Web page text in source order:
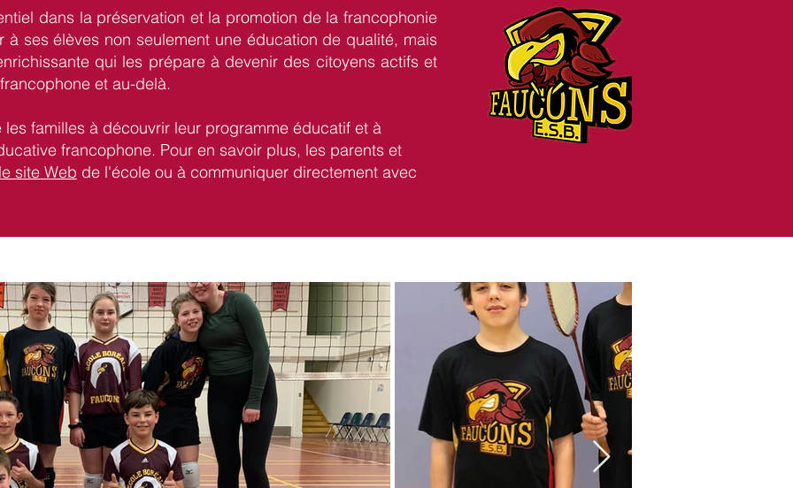
dans la préservation et la promotion de la francophonie
à ses élèves non seulement une éducation de qualité, mais
qui les prépare à devenir des citoyens actifs et
et au-delà.
familles à découvrir leur programme éducatif et à
francophone. Pour en savoir plus, les parents et
site Web de l'école ou à communiquer directement avec